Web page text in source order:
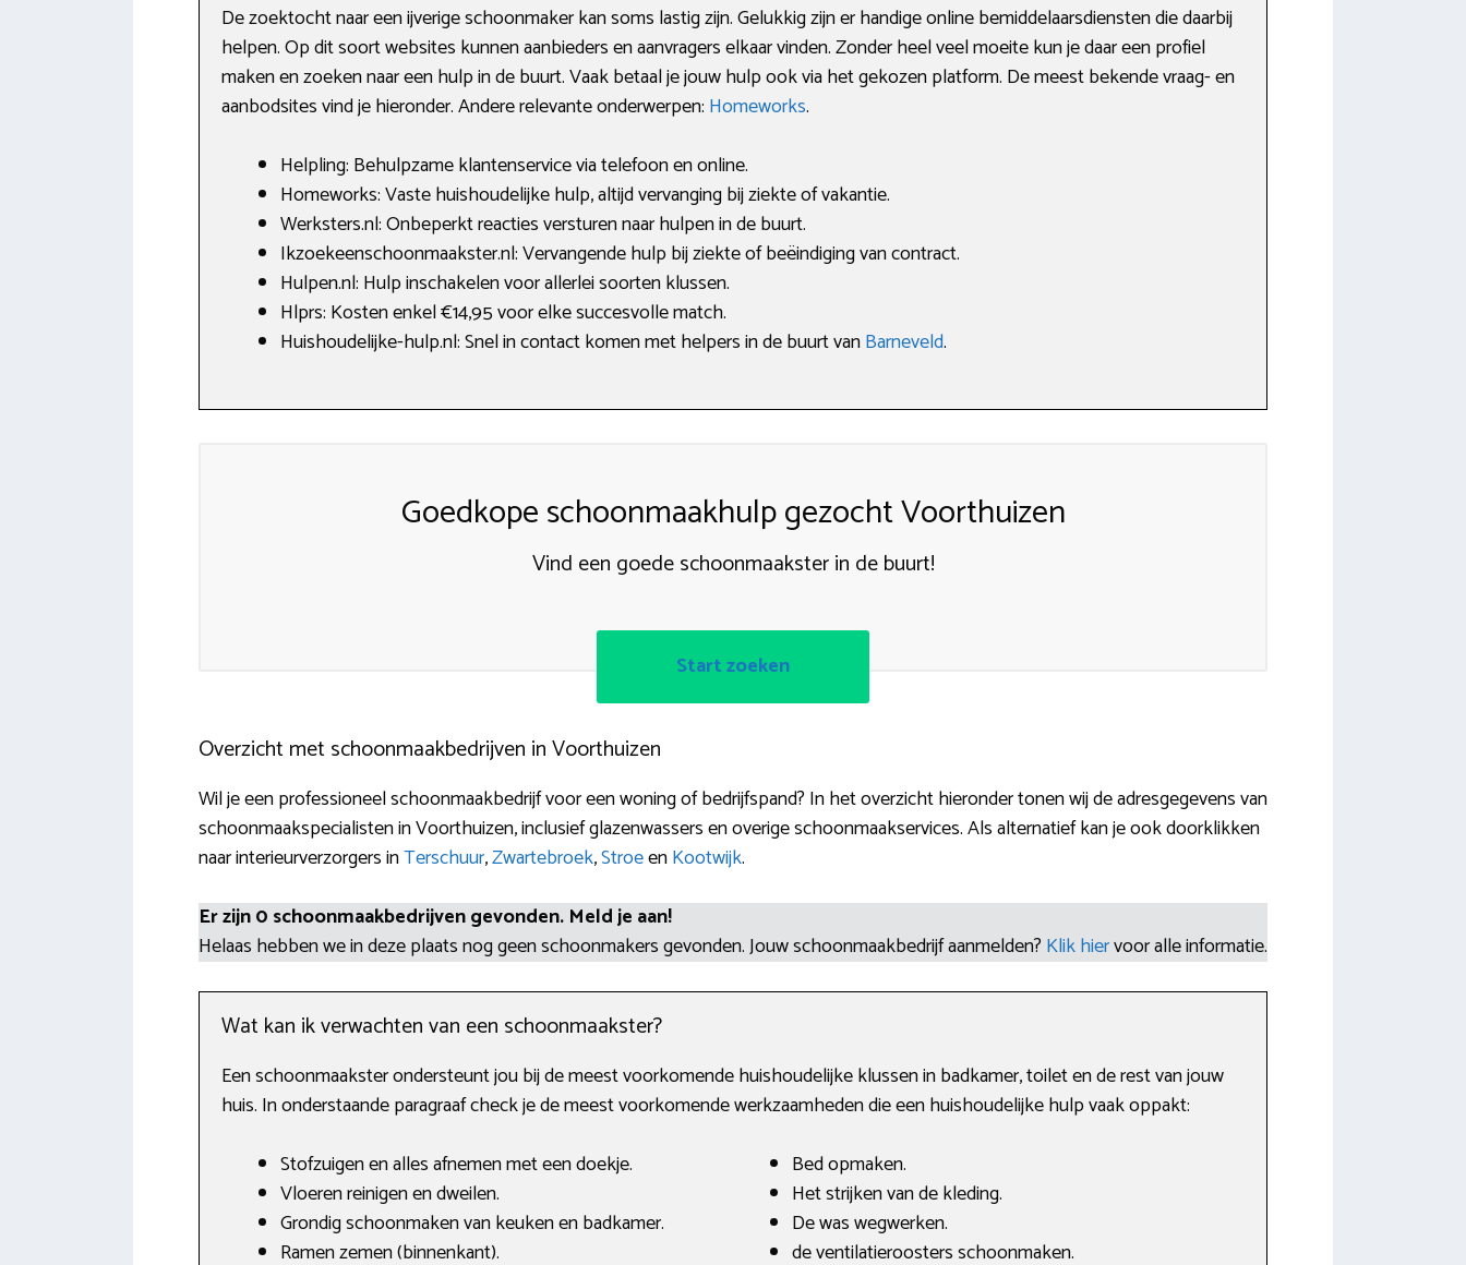
De zoektocht naar een ijverige schoonmaker kan soms lastig zijn. Gelukkig zijn er handige online bemiddelaarsdiensten die daarbij
helpen. Op dit soort websites kunnen aanbieders en aanvragers elkaar vinden. Zonder heel veel moeite kun je daar een profiel
maken en zoeken naar een hulp in de buurt. Vaak betaal je jouw hulp ook via het gekozen platform. De meest bekende vraag- en
aanbodsites vind je hieronder. Andere relevante onderwerpen: Homeworks.
Helpling: Behulpzame klantenservice via telefoon en online.
Homeworks: Vaste huishoudelijke hulp, altijd vervanging bij ziekte of vakantie.
Werksters.nl: Onbeperkt reacties versturen naar hulpen in de buurt.
Ikzoekeenschoonmaakster.nl: Vervangende hulp bij ziekte of beëindiging van contract.
Hulpen.nl: Hulp inschakelen voor allerlei soorten klussen.
Hlprs: Kosten enkel €14,95 voor elke succesvolle match.
Huishoudelijke-hulp.nl: Snel in contact komen met helpers in de buurt vanBarneveld.
Goedkope schoonmaakhulp gezocht Voorthuizen
Vind een goede schoonmaakster in de buurt!
Start zoeken
Overzicht met schoonmaakbedrijven in Voorthuizen
Wil je een professioneel schoonmaakbedrijf voor een woning of bedrijfspand? In het overzicht hieronder tonen wij de adresgegevens van
schoonmaakspecialisten in Voorthuizen, inclusief glazenwassers en overige schoonmaakservices. Als alternatief kan je ook doorklikken
naar interieurverzorgers inTerschuur,Zwartebroek,StroeenKootwijk.
Er zijn 0 schoonmaakbedrijven gevonden. Meld je aan!
Helaas hebben we in deze plaats nog geen schoonmakers gevonden. Jouw schoonmaakbedrijf aanmelden? Klik hiervoor alle informatie.
Wat kan ik verwachten van een schoonmaakster?
Een schoonmaakster ondersteunt jou bij de meest voorkomende huishoudelijke klussen in badkamer, toilet en de rest van jouw
huis. In onderstaande paragraaf check je de meest voorkomende werkzaamheden die een huishoudelijke hulp vaak oppakt:
Stofzuigen en alles afnemen met een doekje.
Vloeren reinigen en dweilen.
Grondig schoonmaken van keuken en badkamer.
Ramen zemen (binnenkant).
Bed opmaken.
Het strijken van de kleding.
De was wegwerken.
de ventilatieroosters schoonmaken.